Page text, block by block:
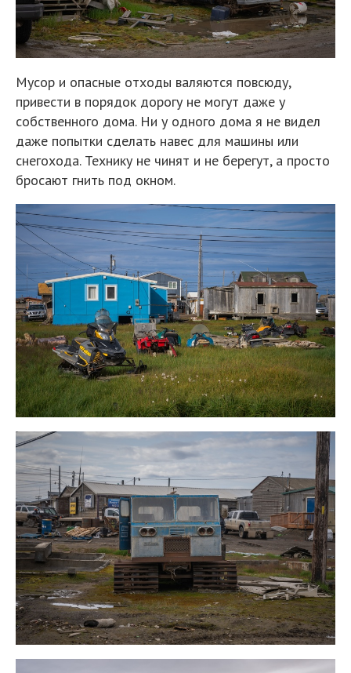
Мусор и опасные отходы валяются повсюду,
привести в порядок дорогу не могут даже у
собственного дома. Ни у одного дома я не видел
даже попытки сделать навес для машины или
снегохода. Технику не чинят и не берегут, а просто
бросают гнить под окном.